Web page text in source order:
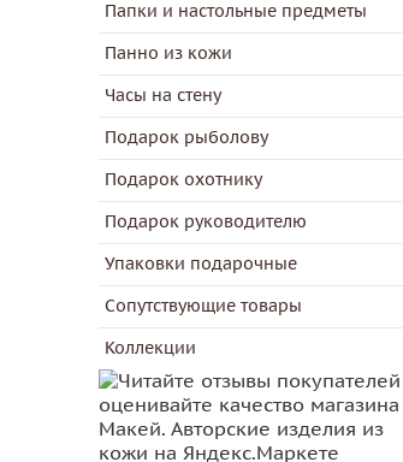
Папки и настольные предметы
Панно из кожи
Часы на стену
Подарок рыболову
Подарок охотнику
Подарок руководителю
Упаковки подарочные
Сопутствующие товары
Коллекции